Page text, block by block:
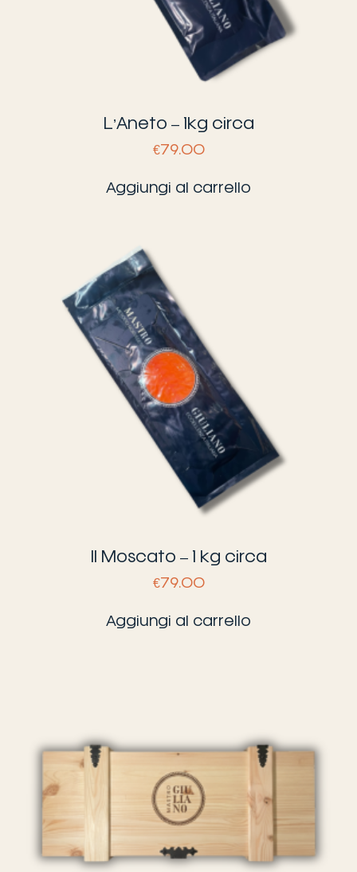
L’Aneto – 1kg circa
€79.00
Aggiungi al carrello
Il Moscato – 1 kg circa
€79.00
Aggiungi al carrello